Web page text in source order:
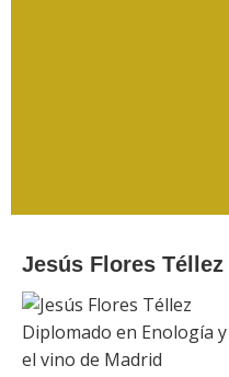
Jesús Flores Téllez
Diplomado en Enología
el vino de Madrid